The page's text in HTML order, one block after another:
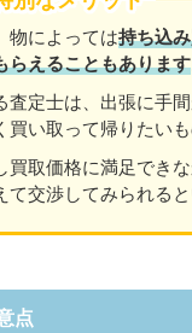
物によっては持ち込
らえることもあります
査定士は、出張に手
買い取って帰りたいも
買取価格に満足できな
交渉してみられると
点